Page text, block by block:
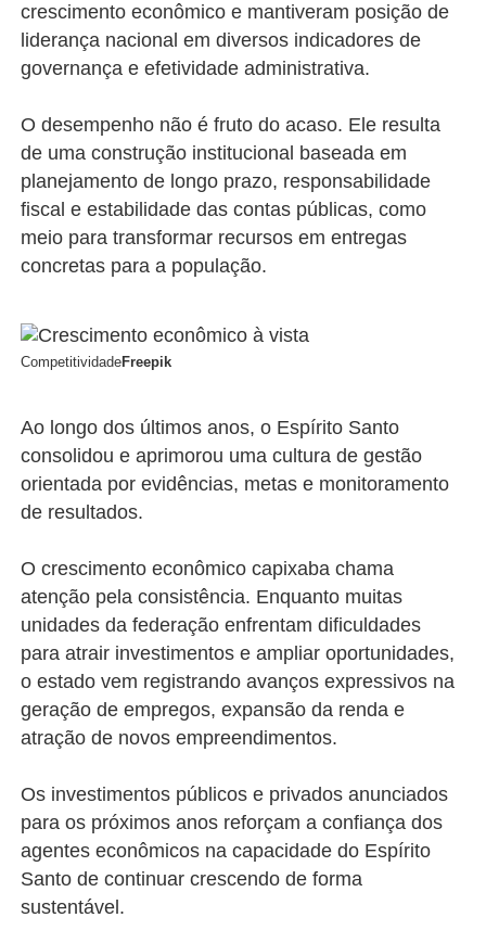
crescimento econômico e mantiveram posição de
liderança nacional em diversos indicadores de
governança e efetividade administrativa.
O desempenho não é fruto do acaso. Ele resulta
de uma construção institucional baseada em
planejamento de longo prazo, responsabilidade
fiscal e estabilidade das contas públicas, como
meio para transformar recursos em entregas
concretas para a população.
CompetitividadeFreepik
Ao longo dos últimos anos, o Espírito Santo
consolidou e aprimorou uma cultura de gestão
orientada por evidências, metas e monitoramento
de resultados.
O crescimento econômico capixaba chama
atenção pela consistência. Enquanto muitas
unidades da federação enfrentam dificuldades
para atrair investimentos e ampliar oportunidades,
o estado vem registrando avanços expressivos na
geração de empregos, expansão da renda e
atração de novos empreendimentos.
Os investimentos públicos e privados anunciados
para os próximos anos reforçam a confiança dos
agentes econômicos na capacidade do Espírito
Santo de continuar crescendo de forma
sustentável.